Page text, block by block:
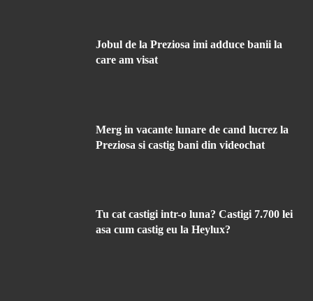
Jobul de la Preziosa imi adduce banii la
care am visat
Merg in vacante lunare de cand lucrez la
Preziosa si castig bani din videochat
Tu cat castigi intr-o luna? Castigi 7.700 lei
asa cum castig eu la Heylux?